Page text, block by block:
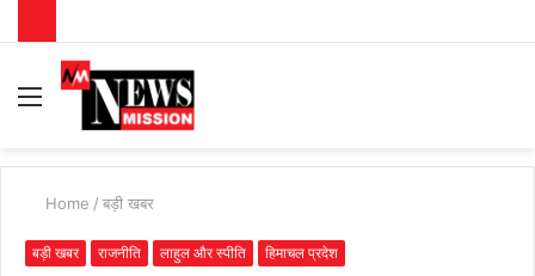
Menu
Home / बड़ी खबर
बड़ी खबर राजनीति लाहुल और स्पीति हिमाचल प्रदेश